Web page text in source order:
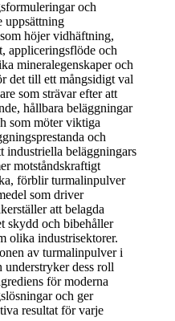
och
uppsättning
höjer vidhäftning,
appliceringsflöde och
mineralegenskaper och
det till ett mångsidigt val
som strävar efter att
hållbara beläggningar
som möter viktiga
och
industriella beläggningars
motståndskraftigt
förblir turmalinpulver
som driver
att belagda
skydd och bibehåller
olika industrisektorer.
av turmalinpulver i
dess roll
för moderna
och ger
resultat för varje